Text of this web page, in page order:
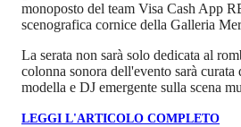
monoposto del team Visa Cash App
scenografica cornice della Galleria
La serata non sarà solo dedicata al
colonna sonora dell'evento sarà curata
modella e DJ emergente sulla scena
LEGGI L'ARTICOLO COMPLETO